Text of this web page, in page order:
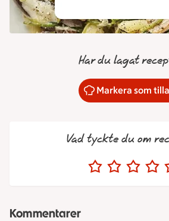
Har du lagat
Markera som
Vad tyckte du om
Kommentarer